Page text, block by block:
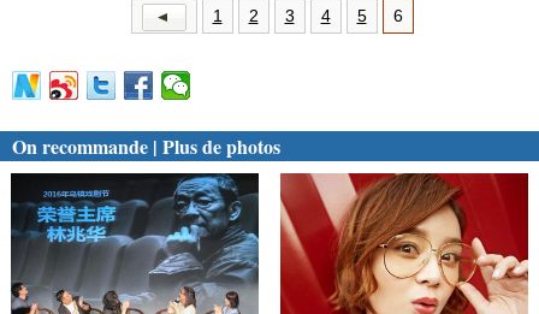
TOURISME
DOSSIERS PHOTOS
VIDÉOS
1 2 3 4 5 6
On recommande | Plus de photos